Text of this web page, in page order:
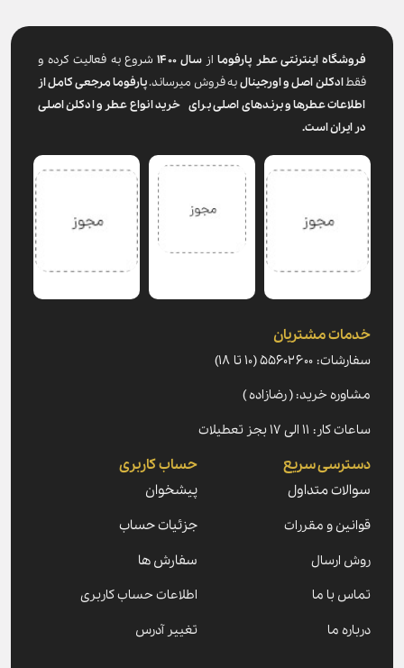
فروشگاه اینترنتی عطر پارفوما از سال ۱۴۰۰
شروع به فعالیت کرده و
فقطادکلن اصل و اورجینالبه فروش میرساند.پارفومامرجعی کامل از
اطلاعات عطرها و برندهای اصلی برای خرید انواع عطر و ادکلن اصلی
در ایران است.
خدمات مشتریان
سفارشات: ۵۵۶۰۲۶۰۰ (۱۰ تا ۱۸)
مشاوره خرید: ( رضازاده )
ساعات کار: ۱۱ الی ۱۷ بجز تعطیلات
دسترسی سریع
سوالات متداول
قوانین و مقررات
روش ارسال
تماس با ما
درباره ما
حساب کاربری
پیشخوان
جزئیات حساب
سفارش ها
اطلاعات حساب کاربری
تغییر آدرس